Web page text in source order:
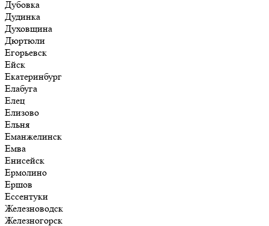
Дубовка
Дудинка
Духовщина
Дюртюли
Егорьевск
Ейск
Екатеринбург
Елабуга
Елец
Елизово
Ельня
Еманжелинск
Емва
Енисейск
Ермолино
Ершов
Ессентуки
Железноводск
Железногорск